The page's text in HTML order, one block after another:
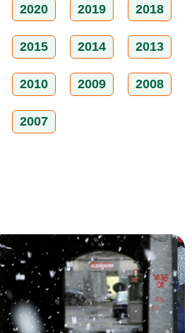
2020 2019 2018
2015 2014 2013
2010 2009 2008
2007